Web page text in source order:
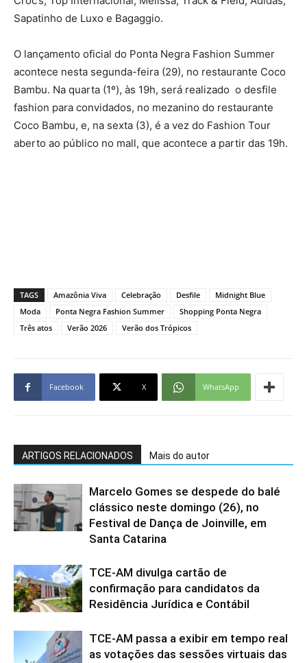
Sapatinho de Luxo e Bagaggio.
O lançamento oficial do Ponta Negra Fashion Summer
acontece nesta segunda-feira (29), no restaurante Coco
Bambu. Na quarta (1º), às 19h, será realizado o desfile
fashion para convidados, no mezanino do restaurante
Coco Bambu, e, na sexta (3), é a vez do Fashion Tour
aberto ao público no mall, que acontece a partir das 19h.
TAGS Amazônia Viva Celebração Desfile
Midnight Blue
Moda
Ponta Negra Fashion Summer
Shopping Ponta Negra
Três atos
Verão 2026 Verão dos Trópicos
Facebook X WhatsApp
ARTIGOS RELACIONADOS Mais do autor
Marcelo Gomes se despede do balé
clássico neste domingo (26), no
Festival de Dança de Joinville, em
Santa Catarina
TCE-AM divulga cartão de
confirmação para candidatos da
Residência Jurídica e Contábil
TCE-AM passa a exibir em tempo real
as votações das sessões virtuais das